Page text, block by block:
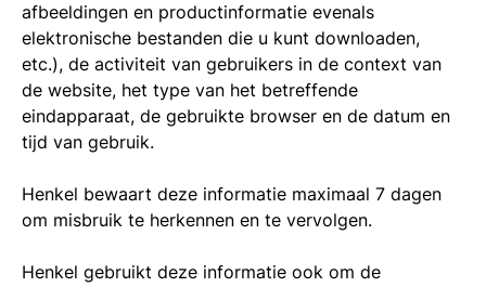
afbeeldingen en productinformatie evenals
elektronische bestanden die u kunt downloaden,
etc.), de activiteit van gebruikers in de context van
de website, het type van het betreffende
eindapparaat, de gebruikte browser en de datum en
tijd van gebruik.
Henkel bewaart deze informatie maximaal 7 dagen
om misbruik te herkennen en te vervolgen.
Henkel gebruikt deze informatie ook om de